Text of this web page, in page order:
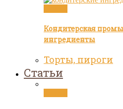
Кондитерская
ингредиенты
Торты, пироги
Статьи